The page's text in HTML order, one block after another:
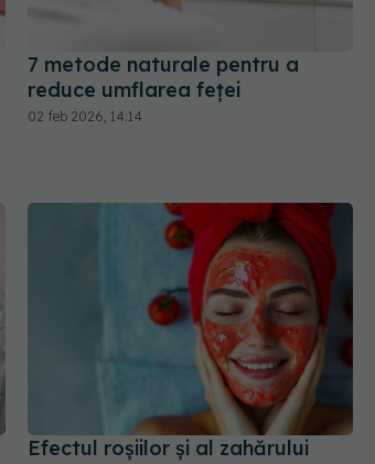
7 metode naturale pentru a
reduce umflarea feței
02 feb 2026, 14:14
Efectul roșiilor și al zahărului